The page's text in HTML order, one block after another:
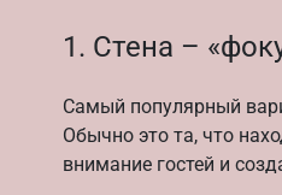
1. Стена –
Самый популярный
Обычно это та, что
внимание гостей и